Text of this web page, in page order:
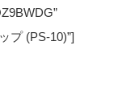
プ (PS-10)”]